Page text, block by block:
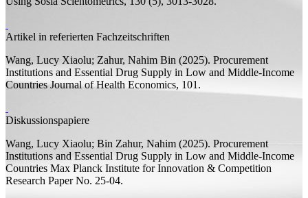
Artikel in referierten Fachzeitschriften
Wang, Lucy Xiaolu; Zahur, Nahim Bin (2025). Procurement
Institutions and Essential Drug Supply in Low and Middle-Income
CountriesJournal of Health Economics, 101.
Diskussionspapiere
Wang, Lucy Xiaolu; Bin Zahur, Nahim (2025). Procurement
Institutions and Essential Drug Supply in Low and Middle-Income
Countries Max Planck Institute for Innovation & Competition
Research PaperNo. 25-04.